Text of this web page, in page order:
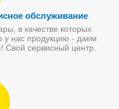
обслуживание
в качестве которых
нас продукцию - даем
сервисный центр.